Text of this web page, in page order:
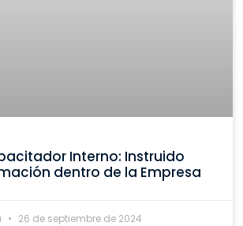
Interno: Instruido
dentro de la Empresa
26 de septiembre de 2024